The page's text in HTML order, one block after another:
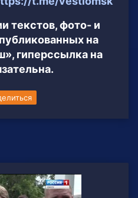
текстов, фото- и
на
гиперссылка на